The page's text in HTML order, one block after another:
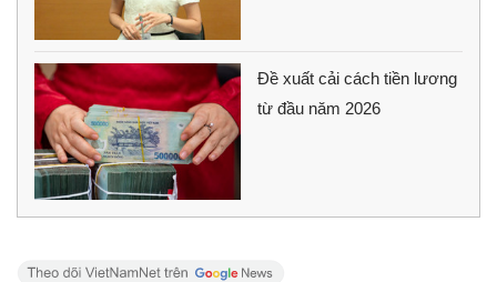
Đề xuất cải cách tiền lương
từ đầu năm 2026